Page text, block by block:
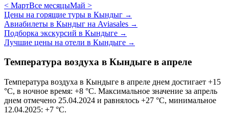
< МартВсе месяцыМай >
Цены на горящие туры в Кындыг →
Авиабилеты в Кындыг на Aviasales →
Подборка экскурсий в Кындыге →
Лучшие цены на отели в Кындыге →
Температура воздуха в Кындыге в апреле
Температура воздуха в Кындыге в апреле днем достигает +15
°C, в ночное время: +8 °C. Максимальное значение за апрель
днем отмечено 25.04.2024 и равнялось +27 °C, минимальное
12.04.2025: +7 °C.